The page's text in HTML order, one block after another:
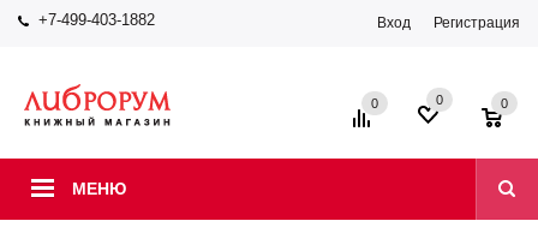
+7-499-403-1882 Вход Регистрация
МЕНЮ
0 0 0